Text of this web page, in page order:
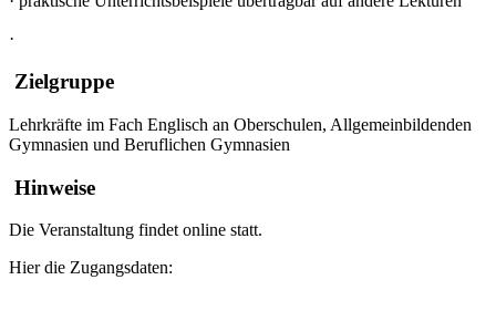
·
Zielgruppe
Lehrkräfte im Fach Englisch an Oberschulen, Allgemeinbildenden
Gymnasien und Beruflichen Gymnasien
Hinweise
Die Veranstaltung findet online statt.
Hier die Zugangsdaten: